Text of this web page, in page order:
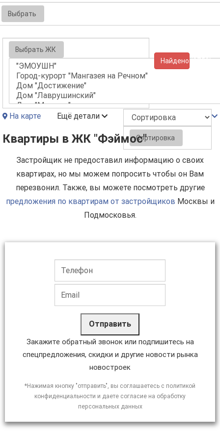
Выбрать
Выбрать ЖК
Найдено (9759)
На карте Ещё детали
Сортировка
Квартиры в ЖК "Фэймос"
Застройщик не предоставил информацию о своих
квартирах, но мы можем попросить чтобы он Вам
перезвонил. Также, вы можете посмотреть другие
предложения по квартирам от застройщиков Москвы и
Подмосковья.
Отправить
Закажите обратный звонок или подпишитесь на
спецпредложения, скидки и другие новости рынка
новостроек
*Нажимая кнопку "отправить", вы соглашаетесь с политикой
конфиденциальности и даете согласие на обработку
персональных данных